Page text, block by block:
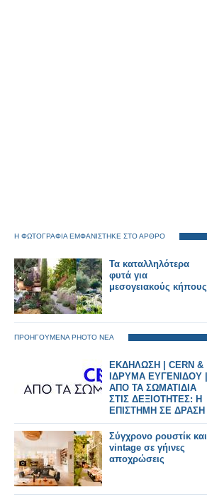
Η ΦΩΤΟΓΡΑΦΙΑ ΕΜΦΑΝΙΣΤΗΚΕ ΣΤΟ ΑΡΘΡΟ
Τα καταλληλότερα
φυτά για
μεσογειακούς κήπους
ΠΡΟΗΓΟΥΜΕΝΑ PHOTO ΝΕΑ
ΕΚΔΗΛΩΣΗ | CERN &
ΙΔΡΥΜΑ ΕΥΓΕΝΙΔΟΥ |
ΑΠΟ ΤΑ ΣΩΜΑΤΙΔΙΑ
ΣΤΙΣ ΔΕΞΙΟΤΗΤΕΣ: Η
ΕΠΙΣΤΗΜΗ ΣΕ ΔΡΑΣΗ
Σύγχρονο ρουστίκ και
vintage σε γήινες
αποχρώσεις